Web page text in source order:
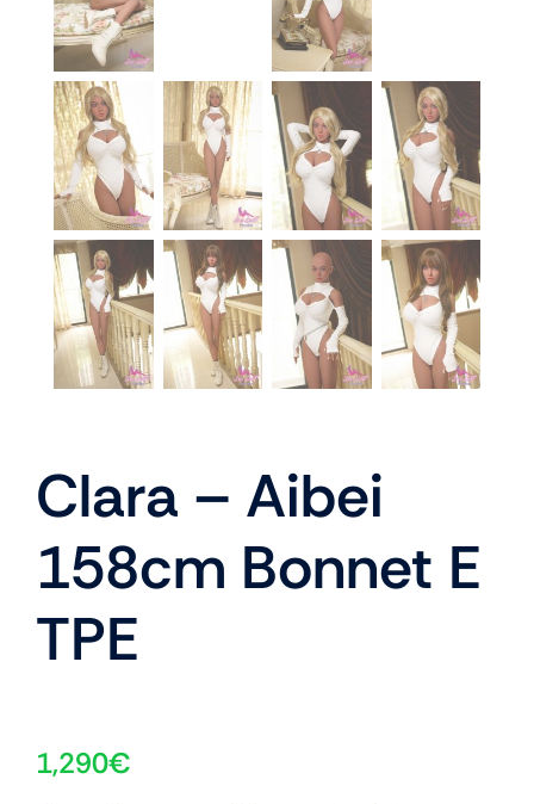
Clara – Aibei
158cm Bonnet E
TPE
1,290€